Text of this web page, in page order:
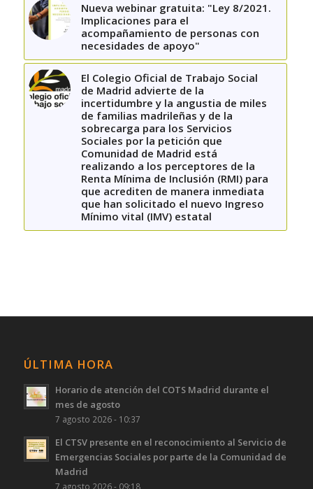
Nueva webinar gratuita: "Ley 8/2021.
Implicaciones para el
acompañamiento de personas con
necesidades de apoyo"
El Colegio Oficial de Trabajo Social
de Madrid advierte de la
incertidumbre y la angustia de miles
de familias madrileñas y de la
sobrecarga para los Servicios
Sociales por la petición que
Comunidad de Madrid está
realizando a los perceptores de la
Renta Mínima de Inclusión (RMI) para
que acrediten de manera inmediata
que han solicitado el nuevo Ingreso
Mínimo vital (IMV) estatal
ÚLTIMA HORA
Horario de atención del COTS Madrid durante el
mes de agosto
7 agosto 2026 - 10:37
El CTSV presente en el reconocimiento al Servicio de
Emergencias Sociales por parte de la Comunidad de
Madrid
7 agosto 2026 - 09:18